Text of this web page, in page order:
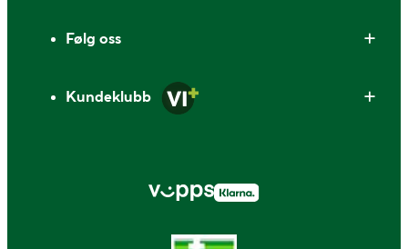
Følg oss
Kundeklubb